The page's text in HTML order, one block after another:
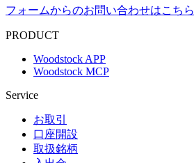
フォームからのお問い合わせはこちら
PRODUCT
Woodstock APP
Woodstock MCP
Service
お取引
口座開設
取扱銘柄